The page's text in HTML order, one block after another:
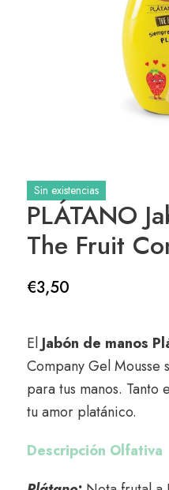
PLÁTANO
The Fruit
€3,50
El Jabón de manos
Company Gel Mousse
para tus manos. Tanto
tu amor platánico.
Descripción Olfativa
Sin existencias